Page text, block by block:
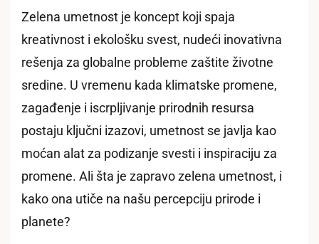
Zelena umetnost je koncept koji spaja
kreativnost i ekološku svest, nudeći inovativna
rešenja za globalne probleme zaštite životne
sredine. U vremenu kada klimatske promene,
zagađenje i iscrpljivanje prirodnih resursa
postaju ključni izazovi, umetnost se javlja kao
moćan alat za podizanje svesti i inspiraciju za
promene. Ali šta je zapravo zelena umetnost, i
kako ona utiče na našu percepciju prirode i
planete?